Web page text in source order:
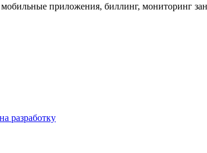
приложения, биллинг, мониторинг
разработку